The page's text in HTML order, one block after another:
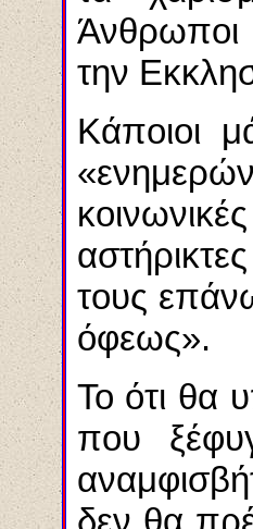
Άνθρωποι
την
Κάποιοι
τους
όφεως».
Το ότι θα
που
δεν θα